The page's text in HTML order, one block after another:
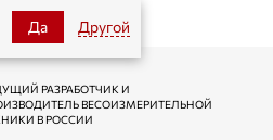
Да Другой
РАЗРАБОТЧИК И
ВЕСОИЗМЕРИТЕЛЬНОЙ
В РОССИИ